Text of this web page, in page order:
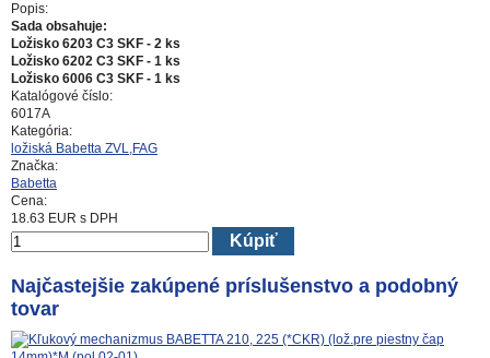
Popis:
Sada obsahuje:
Ložisko 6203 C3 SKF - 2 ks
Ložisko 6202 C3 SKF - 1 ks
Ložisko 6006 C3 SKF - 1 ks
Katalógové číslo:
6017A
Kategória:
ložiská Babetta ZVL,FAG
Značka:
Babetta
Cena:
18.63 EUR s DPH
Kúpiť
Najčastejšie zakúpené príslušenstvo a podobný
tovar